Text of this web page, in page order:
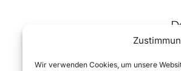
Wir verwenden Cookies, um unsere